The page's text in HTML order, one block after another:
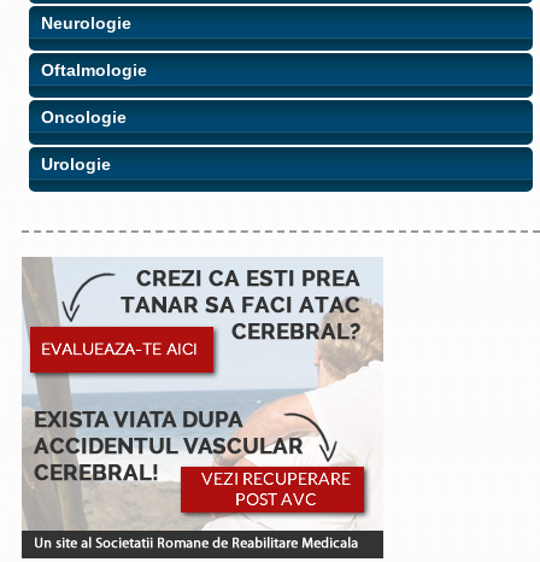
Neurologie
Oftalmologie
Oncologie
Urologie